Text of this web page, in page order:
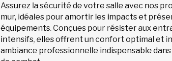
Assurez la sécurité de votre salle avec nos
mur, idéales pour amortir les impacts et
équipements. Conçues pour résister aux
intensifs, elles offrent un confort optimal et
ambiance professionnelle indispensable